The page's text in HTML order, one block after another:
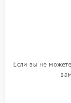
Если вы не